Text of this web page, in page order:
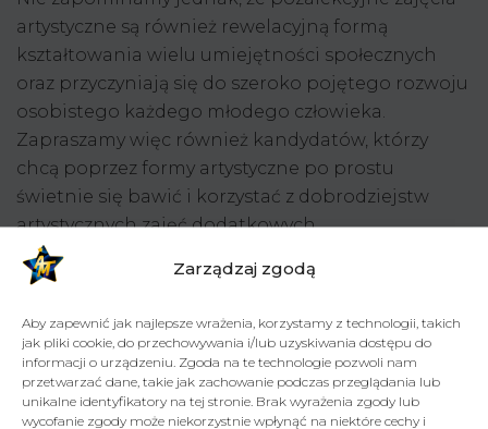
Zarządzaj zgodą
Aby zapewnić jak najlepsze wrażenia, korzystamy z technologii, takich
jak pliki cookie, do przechowywania i/lub uzyskiwania dostępu do
informacji o urządzeniu. Zgoda na te technologie pozwoli nam
przetwarzać dane, takie jak zachowanie podczas przeglądania lub
unikalne identyfikatory na tej stronie. Brak wyrażenia zgody lub
wycofanie zgody może niekorzystnie wpłynąć na niektóre cechy i
artystyczne są również rewelacyjną formą
kształtowania wielu umiejętności społecznych
oraz przyczyniają się do szeroko pojętego rozwoju
osobistego każdego młodego człowieka.
Zapraszamy więc również kandydatów, którzy
chcą poprzez formy artystyczne po prostu
świetnie się bawić i korzystać z dobrodziejstw
artystycznych zajęć dodatkowych.